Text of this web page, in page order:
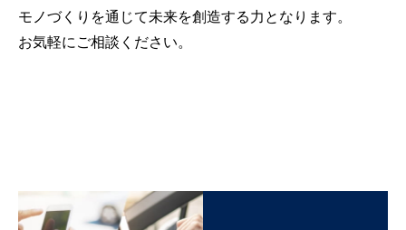
モノづくりを通じて未来を創造する力となります。
お気軽にご相談ください。